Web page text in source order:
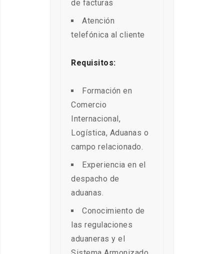
de facturas
Atención
telefónica al cliente
Requisitos:
Formación en
Comercio
Internacional,
Logística, Aduanas o
campo relacionado.
Experiencia en el
despacho de
aduanas.
Conocimiento de
las regulaciones
aduaneras y el